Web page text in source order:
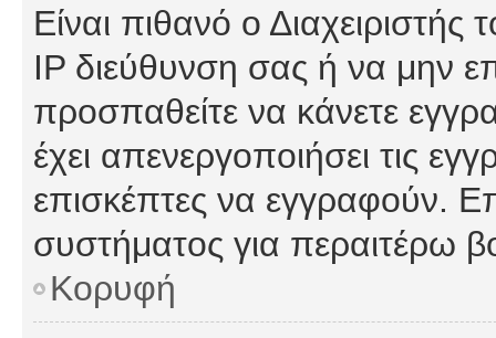
Είναι πιθανό ο
IP διεύθυνση σας ή να μην
προσπαθείτε να κάνετε
έχει απενεργοποιήσει τις
επισκέπτες να εγγραφούν.
συστήματος για περαιτέρω
Κορυφή